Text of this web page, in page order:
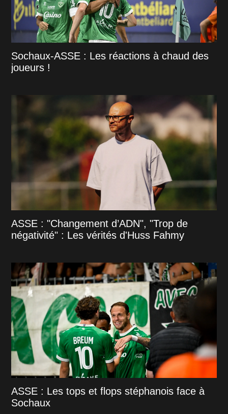
Sochaux-ASSE : Les réactions à chaud des
joueurs !
ASSE : "Changement d’ADN", "Trop de
négativité" : Les vérités d'Huss Fahmy
ASSE : Les tops et flops stéphanois face à
Sochaux